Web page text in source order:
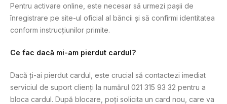
Pentru activare online, este necesar să urmezi pașii de
înregistrare pe site-ul oficial al băncii și să confirmi identitatea
conform instrucțiunilor primite.
Ce fac dacă mi-am pierdut cardul?
Dacă ți-ai pierdut cardul, este crucial să contactezi imediat
serviciul de suport clienți la numărul 021 315 93 32 pentru a
bloca cardul. După blocare, poți solicita un card nou, care va